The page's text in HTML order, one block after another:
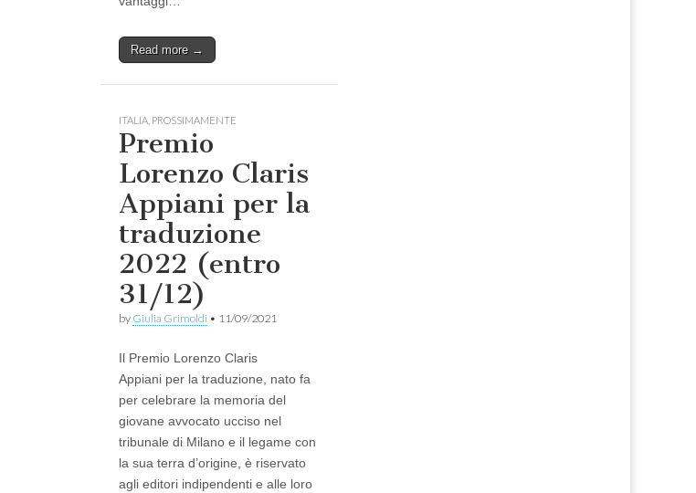
Read more →
ITALIA PROSSIMAMENTE
Premio
Lorenzo Claris
Appiani per la
traduzione
2022 (entro
31/12)
by Giulia Grimoldi • 11/09/2021
Il Premio Lorenzo Claris
Appiani per la traduzione, nato fa
per celebrare la memoria del
giovane avvocato ucciso nel
tribunale di Milano e il legame con
la sua terra d’origine, è riservato
agli editori indipendenti e alle loro